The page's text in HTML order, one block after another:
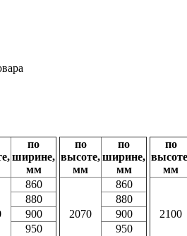
по
ширине,
мм
860
880
900
950
по
высоте,
мм
по
ширине,
мм
2070
860
880
900
950
по
мм
2100